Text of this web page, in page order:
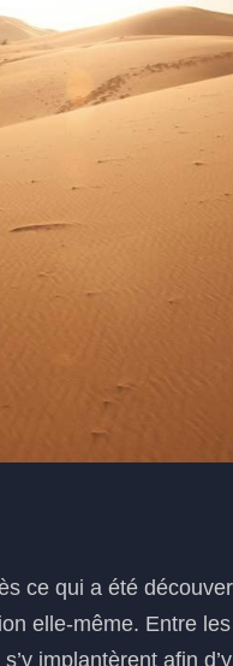
ce qui a été
elle-même. Entre
implantèrent afin